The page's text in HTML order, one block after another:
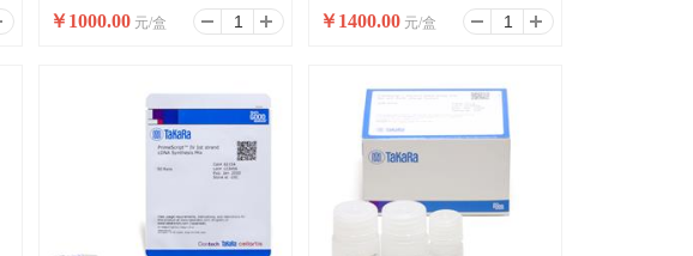
Premix Ex Taq II
￥1000.00 元/盒 Ver.2 (Dye Plus)
￥1400.00 元/盒